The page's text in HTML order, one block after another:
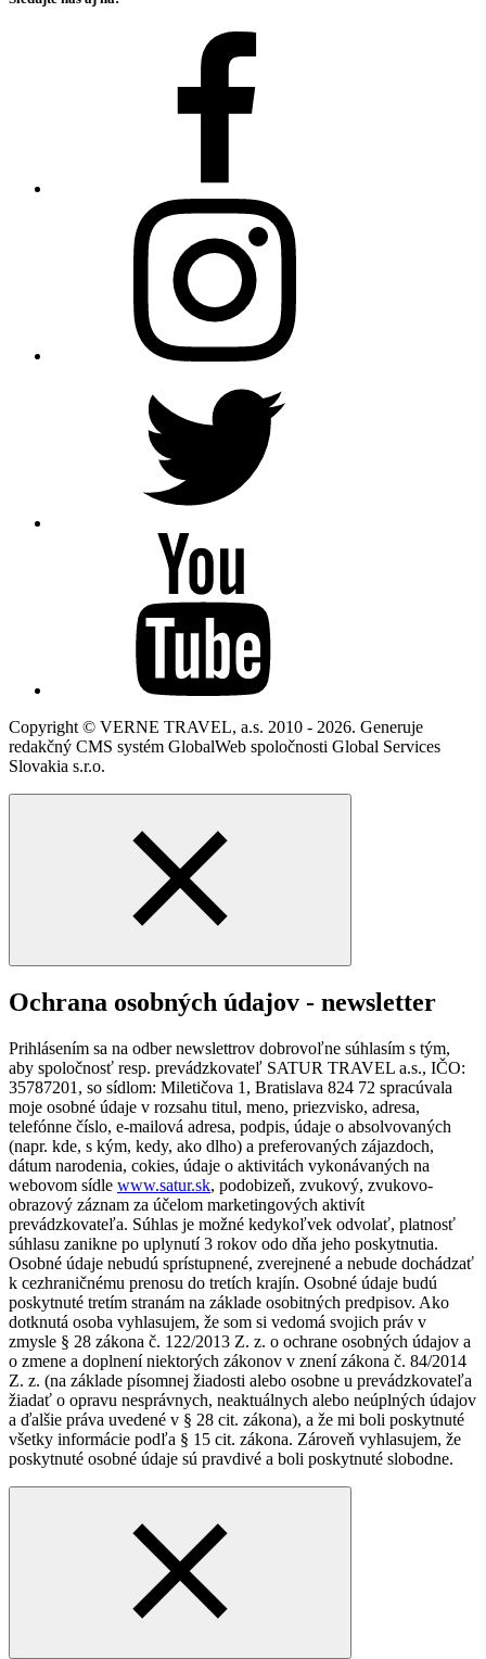
Copyright © VERNE TRAVEL, a.s. 2010 - 2026. Generuje
redakčný CMS systém GlobalWeb spoločnosti Global Services
Slovakia s.r.o.
Ochrana osobných údajov - newsletter
Prihlásením sa na odber newslettrov dobrovoľne súhlasím s tým,
aby spoločnosť resp. prevádzkovateľ SATUR TRAVEL a.s., IČO:
35787201, so sídlom: Miletičova 1, Bratislava 824 72 spracúvala
moje osobné údaje v rozsahu titul, meno, priezvisko, adresa,
telefónne číslo, e-mailová adresa, podpis, údaje o absolvovaných
(napr. kde, s kým, kedy, ako dlho) a preferovaných zájazdoch,
dátum narodenia, cokies, údaje o aktivitách vykonávaných na
webovom sídle www.satur.sk, podobizeň, zvukový, zvukovo-
obrazový záznam za účelom marketingových aktivít
prevádzkovateľa. Súhlas je možné kedykoľvek odvolať, platnosť
súhlasu zanikne po uplynutí 3 rokov odo dňa jeho poskytnutia.
Osobné údaje nebudú sprístupnené, zverejnené a nebude dochádzať
k cezhraničnému prenosu do tretích krajín. Osobné údaje budú
poskytnuté tretím stranám na základe osobitných predpisov. Ako
dotknutá osoba vyhlasujem, že som si vedomá svojich práv v
zmysle § 28 zákona č. 122/2013 Z. z. o ochrane osobných údajov a
o zmene a doplnení niektorých zákonov v znení zákona č. 84/2014
Z. z. (na základe písomnej žiadosti alebo osobne u prevádzkovateľa
žiadať o opravu nesprávnych, neaktuálnych alebo neúplných údajov
a ďalšie práva uvedené v § 28 cit. zákona), a že mi boli poskytnuté
všetky informácie podľa § 15 cit. zákona. Zároveň vyhlasujem, že
poskytnuté osobné údaje sú pravdivé a boli poskytnuté slobodne.